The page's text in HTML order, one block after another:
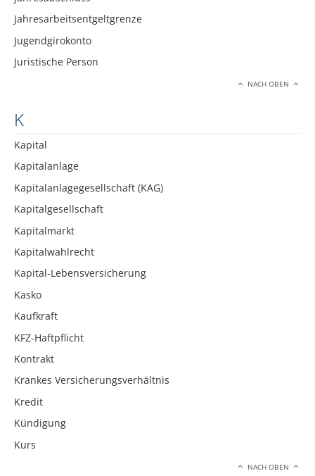
Jahresarbeitsentgeltgrenze
Jugendgirokonto
Juristische Person
NACH OBEN
K
Kapital
Kapitalanlage
Kapitalanlagegesellschaft (KAG)
Kapitalgesellschaft
Kapitalmarkt
Kapitalwahlrecht
Kapital-Lebensversicherung
Kasko
Kaufkraft
KFZ-Haftpflicht
Kontrakt
Krankes Versicherungsverhältnis
Kredit
Kündigung
Kurs
NACH OBEN